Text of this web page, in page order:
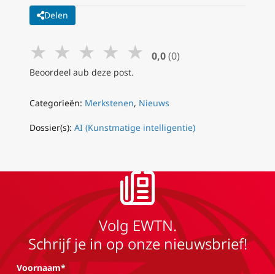
Delen
★ ★ ★ ★ ★ 0,0 (0)
Beoordeel aub deze post.
Categorieën: Merkstenen, Nieuws
Dossier(s): AI (Kunstmatige intelligentie)
Volg EWTN.
Schrijf je in op onze nieuwsbrief!
Voornaam*